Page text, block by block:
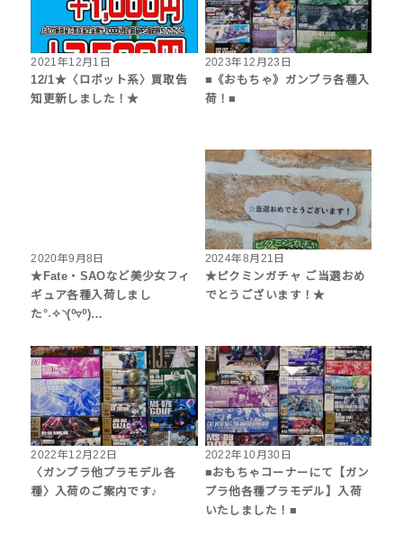
2021年12月1日
12/1★〈ロボット系〉買取告
知更新しました！★
2023年12月23日
■《おもちゃ》ガンプラ各種入
荷！■
2020年9月8日
★Fate・SAOなど美少女フィ
ギュア各種入荷しまし
た°˖✧◝(⁰▿⁰)…
2024年8月21日
★ピクミンガチャ ご当選おめ
でとうございます！★
2022年12月22日
〈ガンプラ他プラモデル各
種〉入荷のご案内です♪
2022年10月30日
■おもちゃコーナーにて【ガン
プラ他各種プラモデル】入荷
いたしました！■